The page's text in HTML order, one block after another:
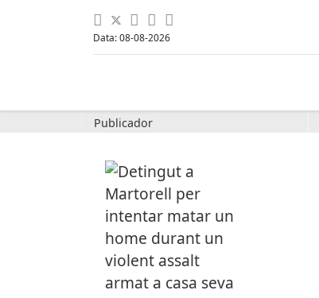
Data: 08-08-2026
Publicador